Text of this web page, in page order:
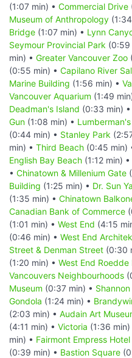
(1:07 min) • Commercial Drive
Museum of Anthropology
Bridge (1:07 min) • Lynn
Seymour Provincial Park (0:59
min) • Greater Vancouver Zoo
(0:55 min) • Capilano River
Marine Building (1:56 min) •
Vancouver Aquarium (1:49
Deadman's Island (0:33 min) •
Gun (1:08 min) •
(0:44 min) • Stanley Park
min) • Third Beach (0:45 min)
English Bay Beach (1:12 min) •
• Chinatown & Millenium Gate
Building (1:25 min) • Dr. Sun
(1:35 min) • Chinatown
Canadian Bank of Commerce
(1:01 min) • West End (4:15
(0:46 min) • West End
Street & Denman Street (0:30
(1:20 min) • West End Roedde
Vancouvers Neighbourhoods
Museum (0:37 min) • Shannon
Gondola (1:24 min) •
(2:03 min) • Audain Art
(4:11 min) • Victoria (1:36 min)
min) • Fairmont Empress Hotel
(0:39 min) • Bastion Square